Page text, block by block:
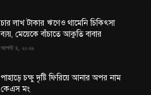
চার লাখ টাকার ঋণেও থামেনি চিকিৎসা
ব্যয়, মেয়েকে বাঁচাতে আকুতি বাবার
আগস্ট ৪, ২০২৬
পাহাড়ে চক্ষু দৃষ্টি ফিরিয়ে আনার অপর নাম
কেএস মং